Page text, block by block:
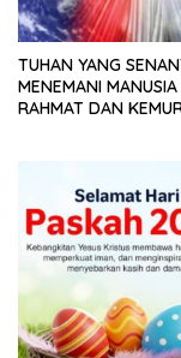
TUHAN YANG
MENEMANI
RAHMAT DAN